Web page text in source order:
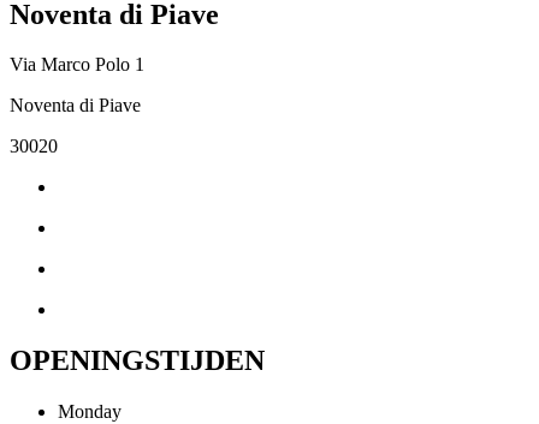
Noventa di Piave
Via Marco Polo 1
Noventa di Piave
30020
OPENINGSTIJDEN
Monday